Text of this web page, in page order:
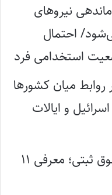
نیروهای
احتمال
استخدامی فرد
روابط میان کشورها
و ایالات
انواع مالکیت املاک در حقوق ثبتی؛ معرفی ۱۱